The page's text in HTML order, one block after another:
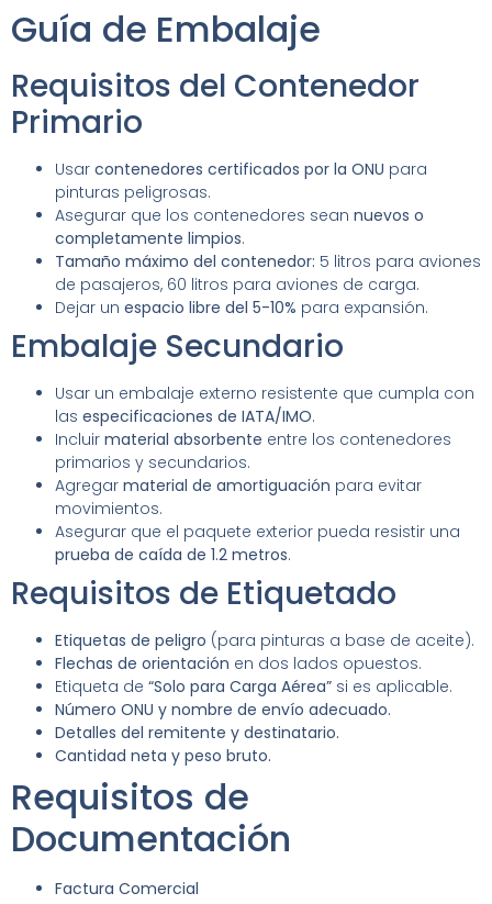
Guía de Embalaje
Requisitos del Contenedor
Primario
Usar contenedores certificados por la ONU para
pinturas peligrosas.
Asegurar que los contenedores sean nuevos o
completamente limpios.
Tamaño máximo del contenedor: 5 litros para aviones
de pasajeros, 60 litros para aviones de carga.
Dejar un espacio libre del 5-10% para expansión.
Embalaje Secundario
Usar un embalaje externo resistente que cumpla con
las especificaciones de IATA/IMO.
Incluir material absorbente entre los contenedores
primarios y secundarios.
Agregar material de amortiguación para evitar
movimientos.
Asegurar que el paquete exterior pueda resistir una
prueba de caída de 1.2 metros.
Requisitos de Etiquetado
Etiquetas de peligro (para pinturas a base de aceite).
Flechas de orientación en dos lados opuestos.
Etiqueta de “Solo para Carga Aérea” si es aplicable.
Número ONU y nombre de envío adecuado.
Detalles del remitente y destinatario.
Cantidad neta y peso bruto.
Requisitos de
Documentación
Factura Comercial